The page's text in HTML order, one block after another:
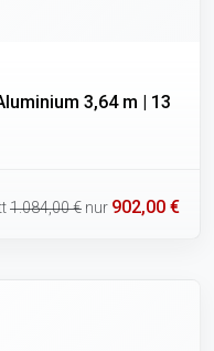
3,64 m | 13
1.084,00 € nur 902,00 €